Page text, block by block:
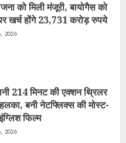
को मिली मंजूरी, बायोगैस को
खर्च होंगे 23,731 करोड़ रुपये
2026
214 मिनट की एक्शन थ्रिलर
बनी नेटफ्लिक्स की मोस्ट-
फिल्म
2026